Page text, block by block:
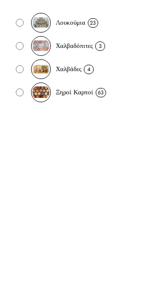
Λουκούμια 23
Χαλβαδόπιτες 3
Χαλβάδες 4
Ξηροί Καρποί 63